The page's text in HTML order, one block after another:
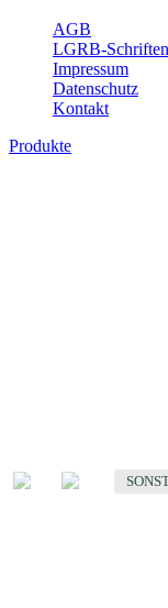
AGB
LGRB-Schriften
Impressum
Datenschutz
Kontakt
Produkte